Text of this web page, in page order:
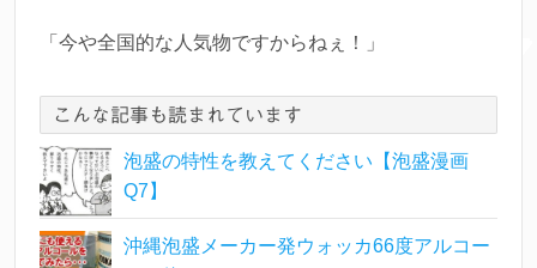
「今や全国的な人気物ですからねぇ！」
こんな記事も読まれています
泡盛の特性を教えてください【泡盛漫画
Q7】
沖縄泡盛メーカー発ウォッカ66度アルコー